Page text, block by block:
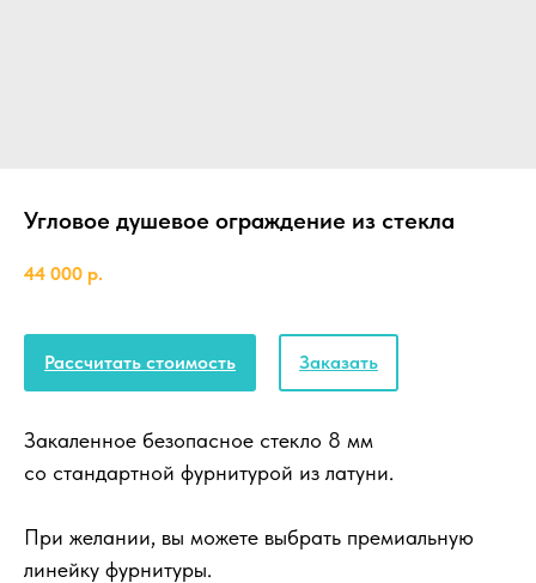
Угловое душевое ограждение из стекла
44 000 р.
Рассчитать стоимость Заказать
Закаленное безопасное стекло 8 мм
со стандартной фурнитурой из латуни.
При желании, вы можете выбрать премиальную
линейку фурнитуры.